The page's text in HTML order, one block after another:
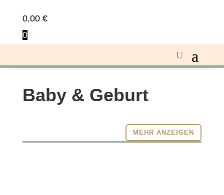
0,00 €
0
Baby & Geburt
MEHR ANZEIGEN